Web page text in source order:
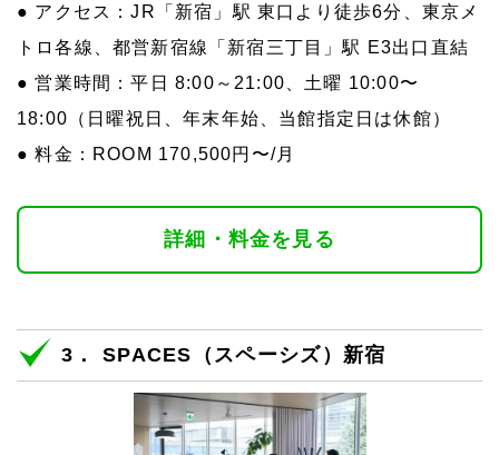
● アクセス：JR「新宿」駅 東口より徒歩6分、東京メ
トロ各線、都営新宿線「新宿三丁目」駅 E3出口直結
● 営業時間：平日 8:00～21:00、土曜 10:00〜
18:00（日曜祝日、年末年始、当館指定日は休館）
● 料金：ROOM 170,500円〜/月
詳細・料金を見る
3． SPACES（スペーシズ）新宿